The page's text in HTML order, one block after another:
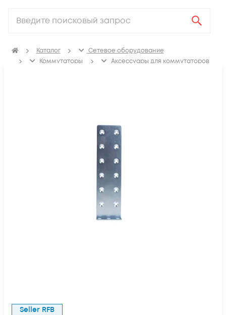
Каталог
Сетевое оборудование
Коммутаторы
Аксессуары для коммутаторов
Seller RFB